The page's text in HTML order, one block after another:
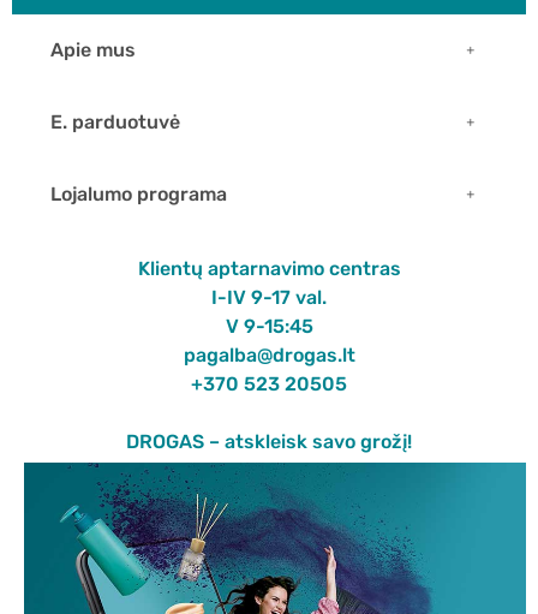
Apie mus
E. parduotuvė
Lojalumo programa
Klientų aptarnavimo centras
I-IV 9-17 val.
V 9-15:45
pagalba@drogas.lt
+370 523 20505
DROGAS – atskleisk savo grožį!